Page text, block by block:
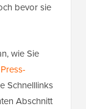
bevor sie
wie Sie
Schnelllinks
Abschnitt